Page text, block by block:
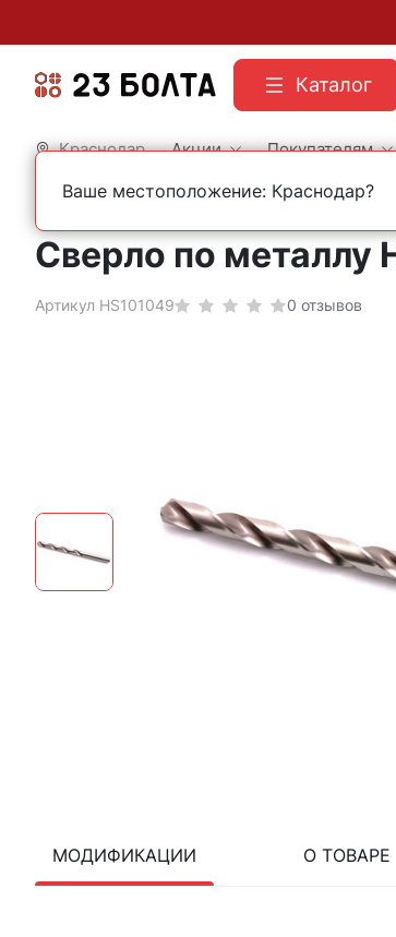
Каталог
Краснодар Акции Покупателям
Главная Оснастка Сверла По металлу Кобальтовые
Сверло по металлу
Артикул HS101049 0 отзывов
МОДИФИКАЦИИ О ТОВАРЕ
Ваше местоположение: Краснодар?